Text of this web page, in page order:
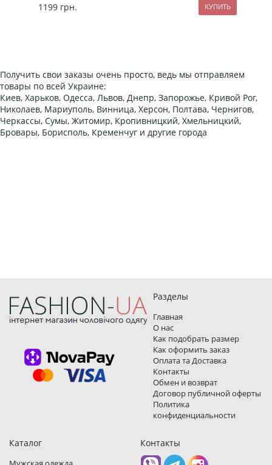
1199 грн.
Получить свои заказы очень просто, ведь мы отправляем
товары по всей Украине:
Киев, Харьков, Одесса, Львов, Днепр, Запорожье, Кривой Рог,
Николаев, Мариуполь, Винница, Херсон, Полтава, Чернигов,
Черкассы, Сумы, Житомир, Кропивницкий, Хмельницкий,
Бровары, Борисполь, Кременчуг и другие города
Разделы
Главная
О нас
Как подобрать размер
Как оформить заказ
Оплата та Доставка
Контакты
Обмен и возврат
Договор публичной оферты
Политика
конфиденциальности
Каталог Контакты